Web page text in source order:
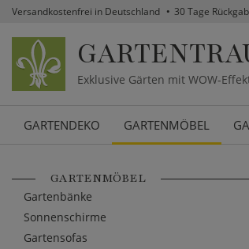
Versandkostenfrei in Deutschland 30 Tage
Exklusive Gärten mit WOW-
GARTENDEKO GARTENMÖBEL
GARTENMÖBEL
Gartenbänke
Sonnenschirme
Gartensofas